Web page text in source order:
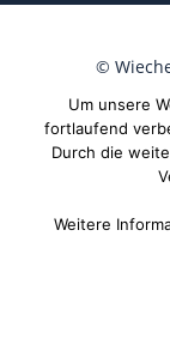
©
Um unsere
fortlaufend
Durch die
Weitere